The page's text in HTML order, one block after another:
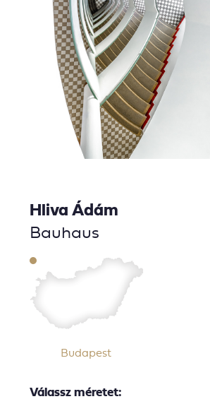
Hliva Ádám
Bauhaus
Budapest
Válassz méretet: